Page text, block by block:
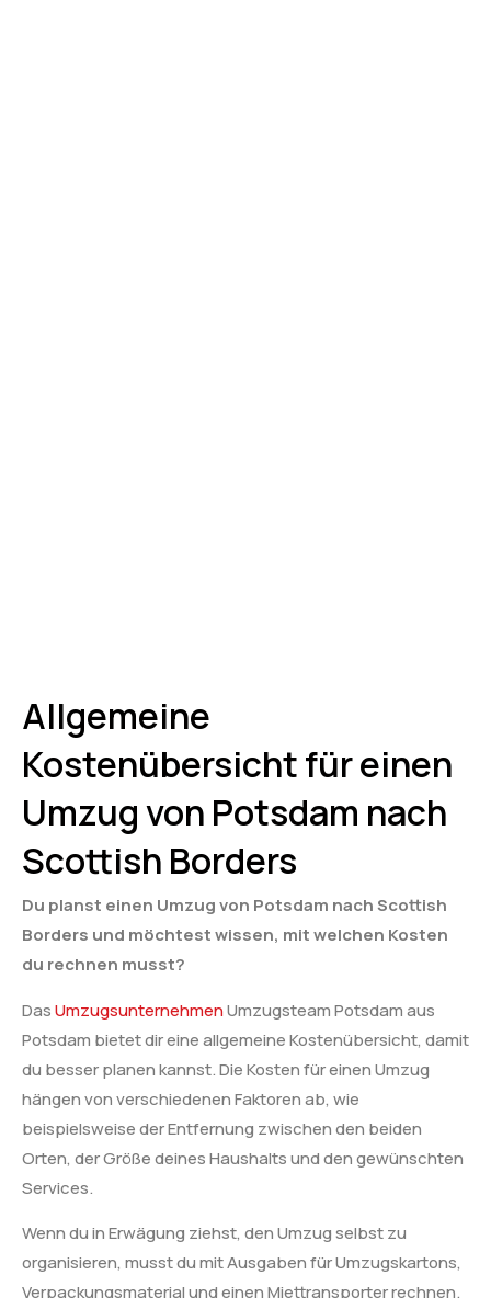
Allgemeine
Kostenübersicht für einen
Umzug von Potsdam nach
Scottish Borders
Du planst einen Umzug von Potsdam nach Scottish
Borders und möchtest wissen, mit welchen Kosten
du rechnen musst?
DasUmzugsunternehmenUmzugsteam Potsdam aus
Potsdam bietet dir eine allgemeine Kostenübersicht, damit
du besser planen kannst. Die Kosten für einen Umzug
hängen von verschiedenen Faktoren ab, wie
beispielsweise der Entfernung zwischen den beiden
Orten, der Größe deines Haushalts und den gewünschten
Services.
Wenn du in Erwägung ziehst, den Umzug selbst zu
organisieren, musst du mit Ausgaben für Umzugskartons,
Verpackungsmaterial und einen Miettransporter rechnen.